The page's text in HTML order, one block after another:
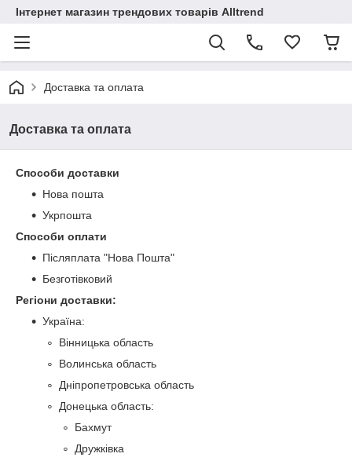
Інтернет магазин трендових товарів Alltrend
Доставка та оплата
Доставка та оплата
Способи доставки
Нова пошта
Укрпошта
Способи оплати
Післяплата "Нова Пошта"
Безготівковий
Регіони доставки:
Україна:
Вінницька область
Волинська область
Дніпропетровська область
Донецька область:
Бахмут
Дружківка